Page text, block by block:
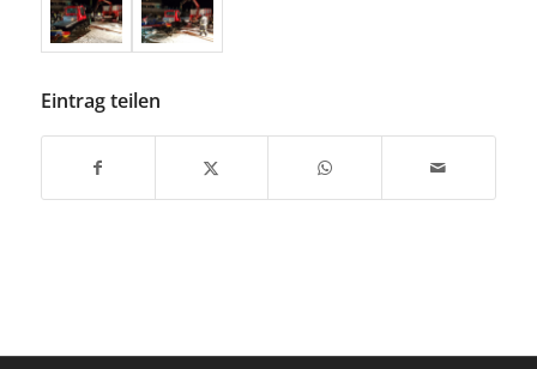
Eintrag teilen